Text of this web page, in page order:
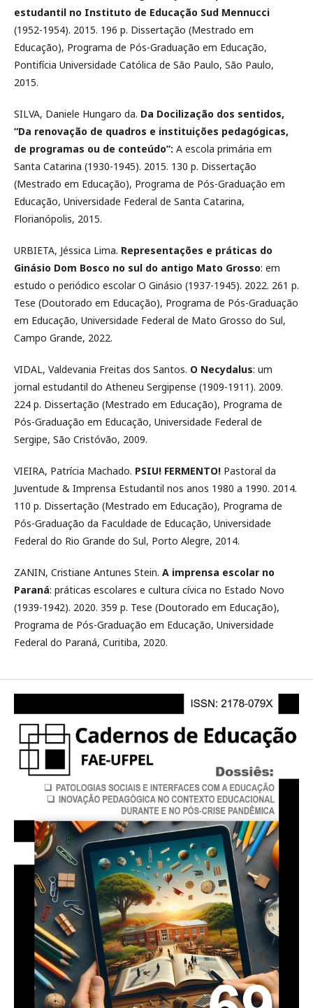
estudantil no Instituto de Educação Sud Mennucci
(1952-1954). 2015. 196 p. Dissertação (Mestrado em
Educação), Programa de Pós-Graduação em Educação,
Pontifícia Universidade Católica de São Paulo, São Paulo,
2015.
SILVA, Daniele Hungaro da. Da Docilização dos sentidos,
“Da renovação de quadros e instituições pedagógicas,
de programas ou de conteúdo”: A escola primária em
Santa Catarina (1930-1945). 2015. 130 p. Dissertação
(Mestrado em Educação), Programa de Pós-Graduação em
Educação, Universidade Federal de Santa Catarina,
Florianópolis, 2015.
URBIETA, Jéssica Lima. Representações e práticas do
Ginásio Dom Bosco no sul do antigo Mato Grosso: em
estudo o periódico escolar O Ginásio (1937-1945). 2022. 261 p.
Tese (Doutorado em Educação), Programa de Pós-Graduação
em Educação, Universidade Federal de Mato Grosso do Sul,
Campo Grande, 2022.
VIDAL, Valdevania Freitas dos Santos. O Necydalus: um
jornal estudantil do Atheneu Sergipense (1909-1911). 2009.
224 p. Dissertação (Mestrado em Educação), Programa de
Pós-Graduação em Educação, Universidade Federal de
Sergipe, São Cristóvão, 2009.
VIEIRA, Patrícia Machado. PSIU! FERMENTO! Pastoral da
Juventude & Imprensa Estudantil nos anos 1980 a 1990. 2014.
110 p. Dissertação (Mestrado em Educação), Programa de
Pós-Graduação da Faculdade de Educação, Universidade
Federal do Rio Grande do Sul, Porto Alegre, 2014.
ZANIN, Cristiane Antunes Stein. A imprensa escolar no
Paraná: práticas escolares e cultura cívica no Estado Novo
(1939-1942). 2020. 359 p. Tese (Doutorado em Educação),
Programa de Pós-Graduação em Educação, Universidade
Federal do Paraná, Curitiba, 2020.